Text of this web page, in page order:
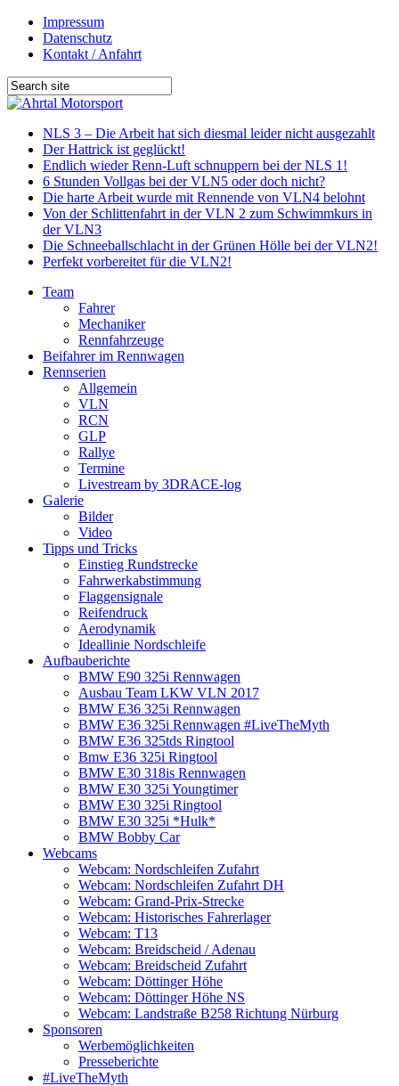
Impressum
Datenschutz
Kontakt / Anfahrt
NLS 3 – Die Arbeit hat sich diesmal leider nicht ausgezahlt
Der Hattrick ist geglückt!
Endlich wieder Renn-Luft schnuppern bei der NLS 1!
6 Stunden Vollgas bei der VLN5 oder doch nicht?
Die harte Arbeit wurde mit Rennende von VLN4 belohnt
Von der Schlittenfahrt in der VLN 2 zum Schwimmkurs in
der VLN3
Die Schneeballschlacht in der Grünen Hölle bei der VLN2!
Perfekt vorbereitet für die VLN2!
Team
Fahrer
Mechaniker
Rennfahrzeuge
Beifahrer im Rennwagen
Rennserien
Allgemein
VLN
RCN
GLP
Rallye
Termine
Livestream by 3DRACE-log
Galerie
Bilder
Video
Tipps und Tricks
Einstieg Rundstrecke
Fahrwerkabstimmung
Flaggensignale
Reifendruck
Aerodynamik
Ideallinie Nordschleife
Aufbauberichte
BMW E90 325i Rennwagen
Ausbau Team LKW VLN 2017
BMW E36 325i Rennwagen
BMW E36 325i Rennwagen #LiveTheMyth
BMW E36 325tds Ringtool
Bmw E36 325i Ringtool
BMW E30 318is Rennwagen
BMW E30 325i Youngtimer
BMW E30 325i Ringtool
BMW E30 325i *Hulk*
BMW Bobby Car
Webcams
Webcam: Nordschleifen Zufahrt
Webcam: Nordschleifen Zufahrt DH
Webcam: Grand-Prix-Strecke
Webcam: Historisches Fahrerlager
Webcam: T13
Webcam: Breidscheid / Adenau
Webcam: Breidscheid Zufahrt
Webcam: Döttinger Höhe
Webcam: Döttinger Höhe NS
Webcam: Landstraße B258 Richtung Nürburg
Sponsoren
Werbemöglichkeiten
Presseberichte
#LiveTheMyth